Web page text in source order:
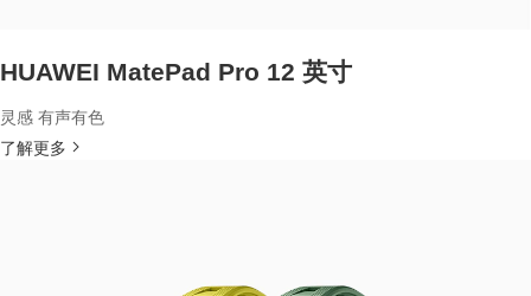
HUAWEI MatePad Pro 12 英寸
灵感 有声有色
了解更多